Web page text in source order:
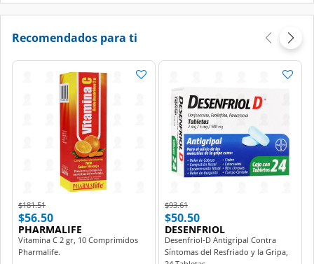
Recomendados para ti
Price reduced from
$181.51to
$56.50
PHARMALIFE
Vitamina C 2 gr, 10 Comprimidos
Pharmalife.
Price reduced from
$93.61to
$50.50
DESENFRIOL
Desenfriol-D Antigripal Contra
Síntomas del Resfriado y la Gripa,